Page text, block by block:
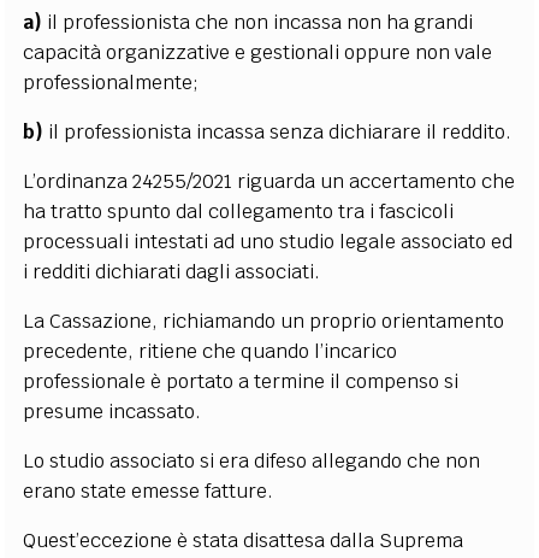
a) il professionista che non incassa non ha grandi
capacità organizzative e gestionali oppure non vale
professionalmente;
b) il professionista incassa senza dichiarare il reddito.
L’ordinanza 24255/2021 riguarda un accertamento che
ha tratto spunto dal collegamento tra i fascicoli
processuali intestati ad uno studio legale associato ed
i redditi dichiarati dagli associati.
La Cassazione, richiamando un proprio orientamento
precedente, ritiene che quando l’incarico
professionale è portato a termine il compenso si
presume incassato.
Lo studio associato si era difeso allegando che non
erano state emesse fatture.
Quest’eccezione è stata disattesa dalla Suprema